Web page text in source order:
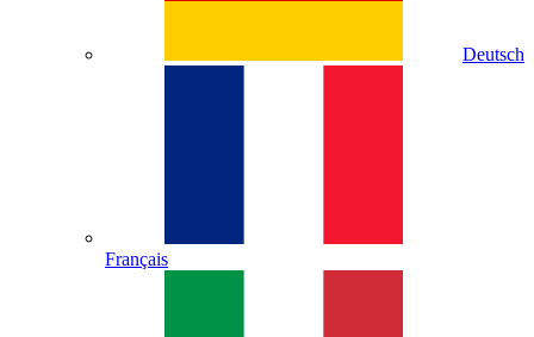
Deutsch
Français